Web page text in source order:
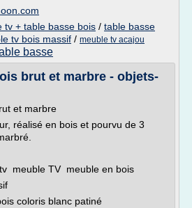
tv + table basse bois / table basse
tv bois massif / meuble tv acajou
basse
brut et marbre - objets-
et marbre
réalisé en bois et pourvu de 3
meuble TV meuble en bois
coloris blanc patiné